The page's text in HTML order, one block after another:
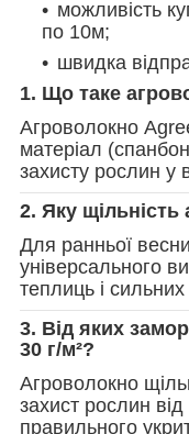
можливість
по 10м;
швидка
1. Що таке
Агроволокно
матеріал
захисту рослин у
2. Яку
Для ранньої
універсального
теплиць і
3. Від яких
30 г/м²?
Агроволокно
захист рослин
правильного